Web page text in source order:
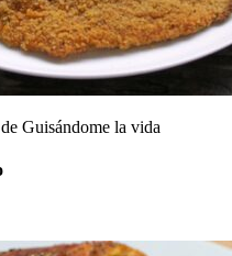
Guisándome la vida